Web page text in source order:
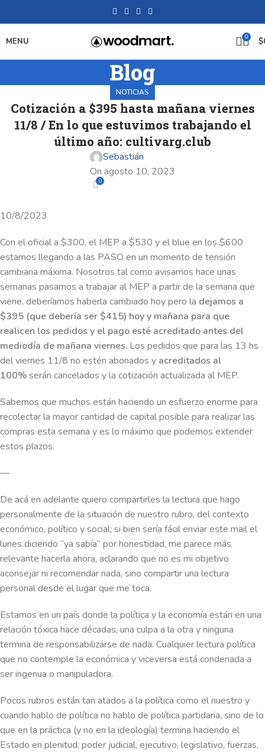
MENU 0 $
Blog
NOTICIAS
Cotización a $395 hasta mañana viernes
11/8 / En lo que estuvimos trabajando el
último año: cultivarg.club
Sebastián
On agosto 10, 2023
0
10/8/2023
Con el oficial a $300, el MEP a $530 y el blue en los $600
estamos llegando a las PASO en un momento de tensión
cambiaria máxima. Nosotros tal como avisamos hace unas
semanas pasamos a trabajar al MEP a partir de la semana que
viene, deberíamos haberla cambiado hoy pero la dejamos a
$395 (que debería ser $415) hoy y mañana para que
realicen los pedidos y el pago esté acreditado antes del
mediodía de mañana viernes. Los pedidos que para las 13 hs
del viernes 11/8 no estén abonados y acreditados al
100%serán cancelados y la cotización actualizada al MEP.
Sabemos que muchos están haciendo un esfuerzo enorme para
recolectar la mayor cantidad de capital posible para realizar las
compras esta semana y es lo máximo que podemos extender
estos plazos.
—
De acá en adelante quiero compartirles la lectura que hago
personalmente de la situación de nuestro rubro, del contexto
económico, político y social; si bien sería fácil enviar este mail el
lunes diciendo “ya sabía” por honestidad, me parece más
relevante hacerla ahora, aclarando que no es mi objetivo
aconsejar ni recomendar nada, sino compartir una lectura
personal desde el lugar que me toca.
Estamos en un país donde la política y la economía están en una
relación tóxica hace décadas, una culpa a la otra y ninguna
termina de responsabilizarse de nada. Cualquier lectura política
que no contemple la económica y viceversa está condenada a
ser ingenua o manipuladora.
Pocos rubros están tan atados a la política como el nuestro y
cuando hablo de política no hablo de política partidaria, sino de lo
que en la práctica (y no en la ideología) termina haciendo el
Estado en plenitud: poder judicial, ejecutivo, legislativo, fuerzas,